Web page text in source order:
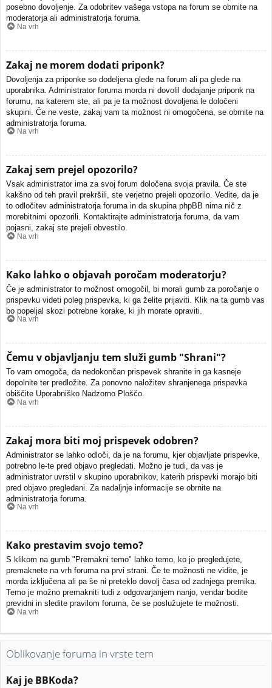
posebno dovoljenje. Za odobritev vašega vstopa na forum se obrnite na
moderatorja ali administratorja foruma.
Na vrh
Zakaj ne morem dodati priponk?
Dovoljenja za priponke so dodeljena glede na forum ali pa glede na
uporabnika. Administrator foruma morda ni dovolil dodajanje priponk na
forumu, na katerem ste, ali pa je ta možnost dovoljena le določeni
skupini. Če ne veste, zakaj vam ta možnost ni omogočena, se obrnite na
administratorja foruma.
Na vrh
Zakaj sem prejel opozorilo?
Vsak administrator ima za svoj forum določena svoja pravila. Če ste
kakšno od teh pravil prekršili, ste verjetno prejeli opozorilo. Vedite, da je
to odločitev administratorja foruma in da skupina phpBB nima nič z
morebitnimi opozorili. Kontaktirajte administratorja foruma, da vam
pojasni, zakaj ste prejeli obvestilo.
Na vrh
Kako lahko o objavah poročam moderatorju?
Če je administrator to možnost omogočil, bi morali gumb za poročanje o
prispevku videti poleg prispevka, ki ga želite prijaviti. Klik na ta gumb vas
bo popeljal skozi potrebne korake, ki jih morate opraviti.
Na vrh
Čemu v objavljanju tem služi gumb "Shrani"?
To vam omogoča, da nedokončan prispevek shranite in ga kasneje
dopolnite ter predložite. Za ponovno naložitev shranjenega prispevka
obiščite Uporabniško Nadzorno Ploščo.
Na vrh
Zakaj mora biti moj prispevek odobren?
Administrator se lahko odloči, da je na forumu, kjer objavljate prispevke,
potrebno le-te pred objavo pregledati. Možno je tudi, da vas je
administrator uvrstil v skupino uporabnikov, katerih prispevki morajo biti
pred objavo pregledani. Za nadaljnje informacije se obrnite na
administratorja foruma.
Na vrh
Kako prestavim svojo temo?
S klikom na gumb "Premakni temo" lahko temo, ko jo pregledujete,
premaknete na vrh foruma na prvi strani. Če te možnosti ne vidite, je
morda izključena ali pa še ni preteklo dovolj časa od zadnjega premika.
Temo je možno premakniti tudi z odgovarjanjem nanjo, vendar bodite
previdni in sledite pravilom foruma, če se poslužujete te možnosti.
Na vrh
Oblikovanje foruma in vrste tem
Kaj je BBKoda?